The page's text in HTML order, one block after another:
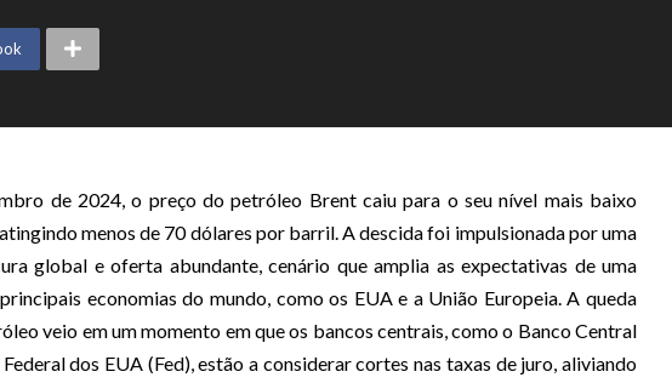
de 2024, o preço do petróleo Brent caiu para o seu nível mais baixo
menos de 70 dólares por barril. A descida foi impulsionada por uma
global e oferta abundante, cenário que amplia as expectativas de uma
economias do mundo, como os EUA e a União Europeia. A queda
veio em um momento em que os bancos centrais, como o Banco Central
dos EUA (Fed), estão a considerar cortes nas taxas de juro, aliviando